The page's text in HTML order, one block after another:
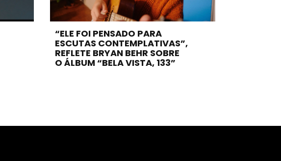
“ELE FOI PENSADO PARA
ESCUTAS CONTEMPLATIVAS”,
REFLETE BRYAN BEHR SOBRE
O ÁLBUM “BELA VISTA, 133”